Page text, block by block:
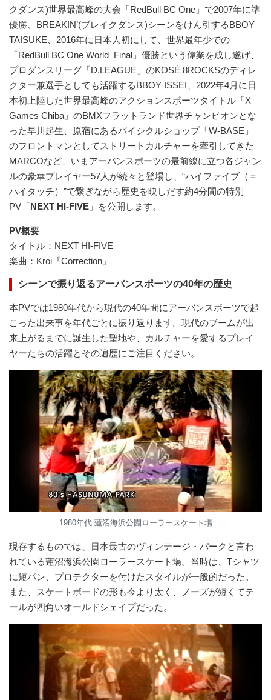
クダンス)世界最高峰の大会「RedBull BC One」で2007年に準
優勝、BREAKIN’(ブレイクダンス)シーンをけん引するBBOY
TAISUKE、2016年に日本人初にして、世界最年少での
「RedBull BC One World Final」優勝という偉業を成し遂げ、
プロダンスリーグ「D.LEAGUE」のKOSÉ 8ROCKSのディレ
クター兼選手としても活躍するBBOY ISSEI、2022年4月に日
本初上陸した世界最高峰のアクションスポーツタイトル「X
Games Chiba」のBMXフラットランド世界チャンピオンとな
った早川起生、原宿にあるバイシクルショップ「W-BASE」
のフロントマンとしてストリートカルチャーを牽引してきた
MARCOなど、いまアーバンスポーツの最前線に立つ各ジャン
ルの豪華プレイヤー57人が続々と登場し、“ハイファイブ（＝
ハイタッチ）”で繋ぎながら歴史を映しだす約4分間の特別
PV「NEXT HI-FIVE 」を公開します。
PV概要
タイトル：NEXT HI-FIVE
楽曲：Kroi『Correction』
シーンで振り返るアーバンスポーツの40年の歴史
本PVでは1980年代から現代の40年間にアーバンスポーツで起
こった出来事を年代ごとに振り返ります。現代のブームが出
来上がるまでに誕生した聖地や、カルチャーを愛するプレイ
ヤーたちの活躍とその遍歴にご注目ください。
1980年代 蓮沼海浜公園ローラースケート場
現存するものでは、日本最古のヴィンテージ・パークと言わ
れている蓮沼海浜公園ローラースケート場。当時は、Tシャツ
に短パン、プロテクターを付けたスタイルが一般的だった。
また、スケートボードの形も今より太く、ノーズが短くてテ
ールが四角いオールドシェイプだった。